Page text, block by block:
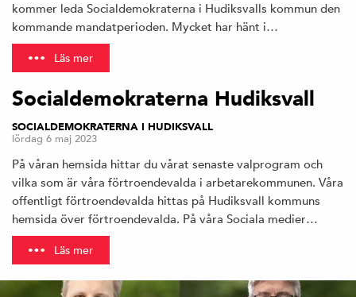
kommer leda Socialdemokraterna i Hudiksvalls kommun den
kommande mandatperioden. Mycket har hänt i…
Läs mer
Socialdemokraterna Hudiksvall
SOCIALDEMOKRATERNA I HUDIKSVALL
lördag 6 maj 2023
På våran hemsida hittar du vårat senaste valprogram och
vilka som är våra förtroendevalda i arbetarekommunen. Våra
offentligt förtroendevalda hittas på Hudiksvall kommuns
hemsida över förtroendevalda. På våra Sociala medier…
Läs mer